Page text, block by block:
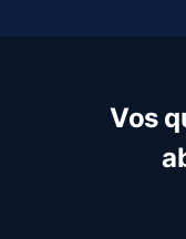
Vos